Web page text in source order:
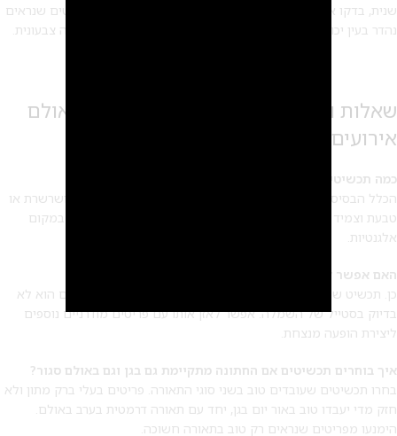
שנית, בדקו איך התכשיטים שאתן שוקלות יראו בצילומים. תכשיטים שנראים
נהדר בעין יכולים להיראות אחרת לגמרי בצילום פלאש או בתאורה צבעונית.
שאלות ותשובות על התאמת תכשיטים לאולם
אירועים
כמה תכשיטים מומלץ ללבוש לחתונה?
הכלל הבסיסי הוא לבחור 2-3 פריטים לכל היותר, למשל עגילים ושרשרת או
טבעת וצמיד כי עומס יתר של תכשיטים יוצר תחושת בלגן ויזואלי במקום
אלגנטיות.
האם אפשר ללבוש תכשיטי משפחה ישנים בחתונה מודרנית?
כן. תכשיט שעובר מדור לדור מוסיף עומק רגשי ואופי לערב, גם אם הוא לא
בדיוק בסטייל של השמלה. אפשר לאזן אותו עם פריטים מודרניים נוספים
ליצירת הופעה מנצחת.
איך בוחרים תכשיטים אם החתונה מתקיימת גם בגן וגם באולם סגור?
בחרו תכשיטים שעובדים טוב בשני סוגי התאורה. פריטים בעלי ברק מתון ולא
חזק מדי יעבדו טוב באור יום בגן, יחד עם תאורה דרמטית בערב באולם.
הימנעו מפריטים שנראים רק טוב בתאורה חשוכה.
2